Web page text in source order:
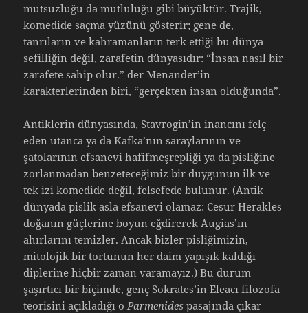
mutsuzluğu da mutluluğu gibi büyüktür. Trajik,
komedide saçma yüzünü gösterir; gene de,
tanrıların ve kahramanların terk ettiği bu dünya
sefilliğin değil, zarafetin dünyasıdır: “İnsan nasıl bir
zarafete sahip olur.” der Menander’in
karakterlerinden biri, “gerçekten insan olduğunda”.
Antiklerin dünyasında, Stavrogin’in inancını felç
eden utanca ya da Kafka’nın saraylarının ve
şatolarının efsanevi hafifmeşrepliği ya da pisliğine
zorlanmadan benzeteceğimiz bir duygunun ilk ve
tek izi komedide değil, felsefede bulunur. (Antik
dünyada pislik asla efsanevi olamaz: Cesur Herakles
doğanın güçlerine boyun eğdirerek Augias’ın
ahırlarını temizler. Ancak bizler pisliğimizin,
mitolojik bir tortunun her daim yapışık kaldığı
diplerine hiçbir zaman varamayız.) Bu durum
şaşırtıcı bir biçimde, genç Sokrates’in Eleacı filozofa
teorisini açıkladığı o Parmenides pasajında çıkar